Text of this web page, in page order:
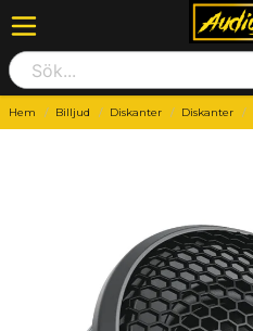
Hem Billjud Diskanter Diskanter